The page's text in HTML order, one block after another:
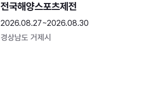
전국해양스포츠제전
2026.08.27~2026.08.30
경상남도 거제시